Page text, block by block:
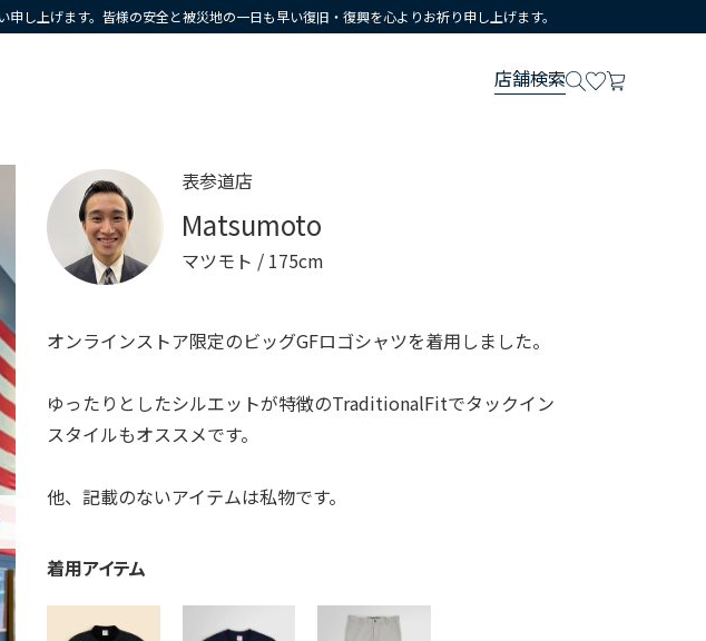
し上げます。皆様の安全と被災地の一日も早い復旧・復興を心よりお祈り申し上げます。
店舗検索
表参道店
Matsumoto
マツモト / 175cm
オンラインストア限定のビッグGFロゴシャツを着用しました。
ゆったりとしたシルエットが特徴のTraditionalFitでタックイン
スタイルもオススメです。
他、記載のないアイテムは私物です。
着用アイテム